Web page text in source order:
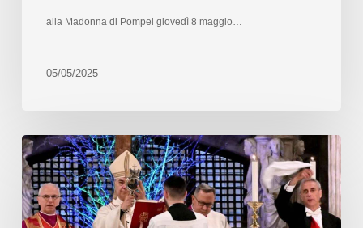
alla Madonna di Pompei giovedì 8 maggio…
05/05/2025